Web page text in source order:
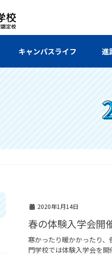
キャンパスライフ 進
2020年1月14日
春の体験入学会開
寒かったり暖かかったり
門学校では体験入学会を